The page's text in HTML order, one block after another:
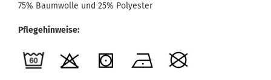
75% Baumwolle und 25% Polyester
Pflegehinweise: